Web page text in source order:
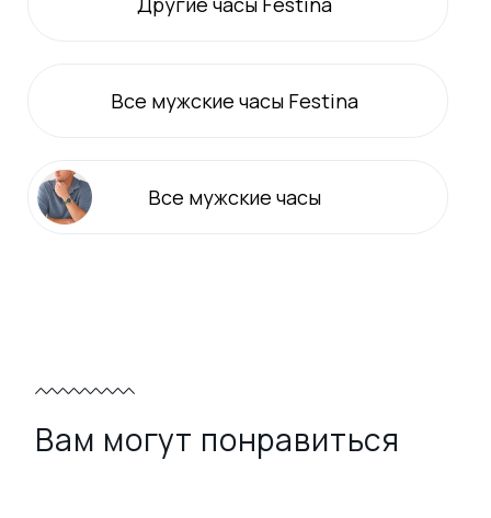
Все мужские часы Festina
Все мужские часы
Вам могут понравиться